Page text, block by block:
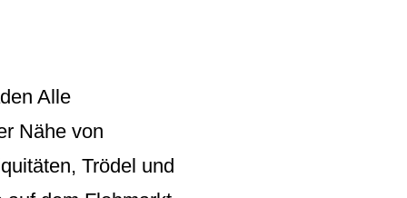
Alle
Nähe von
Trödel und